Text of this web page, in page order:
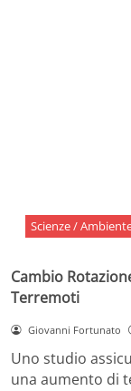
Scienze /
Cambio
Terremoti
Giovanni Fortunato
Uno studio
una aumento di